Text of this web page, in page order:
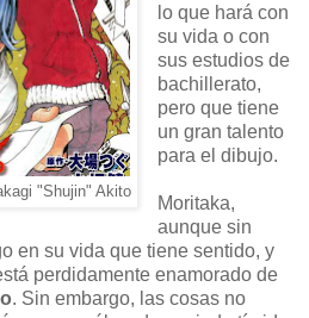
"Shujin" Akito
lo que hará con
su vida o con
sus estudios de
bachillerato,
pero que tiene
un gran talento
para el dibujo.
Moritaka,
aunque sin
en su vida que tiene sentido, y
perdidamente enamorado de
. Sin embargo, las cosas no